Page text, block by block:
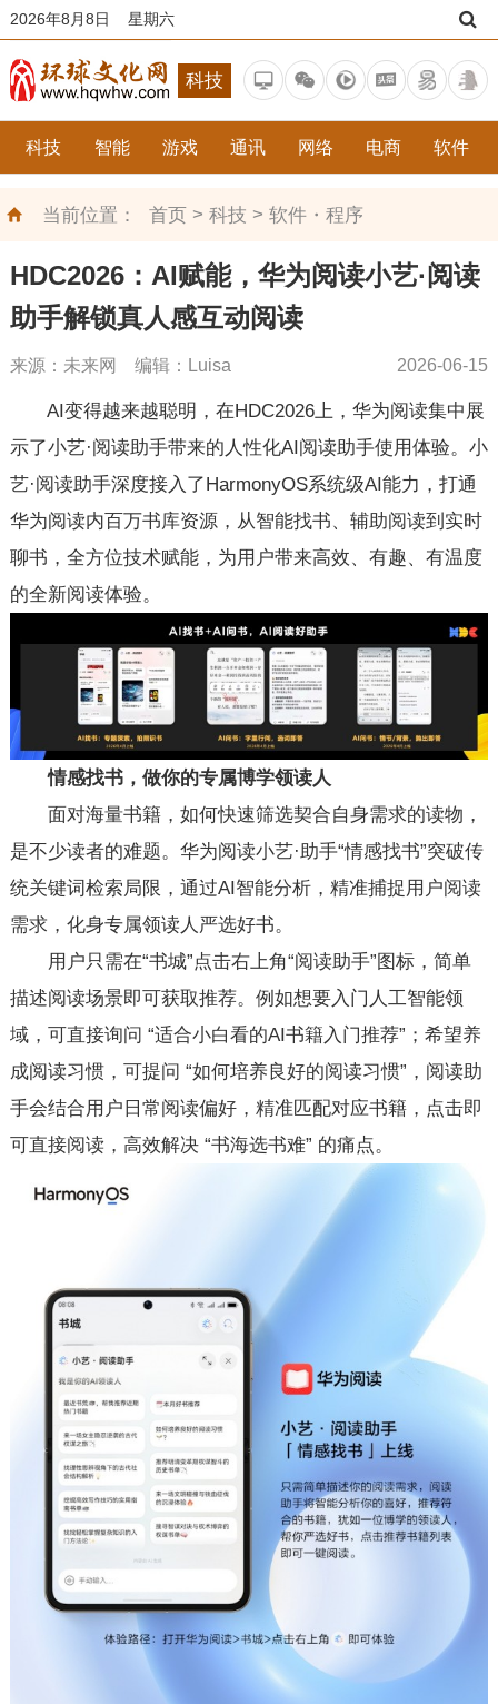
2026年8月8日 星期六
科技
科技 智能 游戏 通讯 网络 电商 软件
当前位置： 首页> 科技 > 软件・程序
HDC2026：AI赋能，华为阅读小艺·阅读
助手解锁真人感互动阅读
来源：未来网 编辑：Luisa 2026-06-15
AI变得越来越聪明，在HDC2026上，华为阅读集中展
示了小艺·阅读助手带来的人性化AI阅读助手使用体验。小
艺·阅读助手深度接入了HarmonyOS系统级AI能力，打通
华为阅读内百万书库资源，从智能找书、辅助阅读到实时
聊书，全方位技术赋能，为用户带来高效、有趣、有温度
的全新阅读体验。
情感找书，做你的专属博学领读人
面对海量书籍，如何快速筛选契合自身需求的读物，
是不少读者的难题。华为阅读小艺·助手“情感找书”突破传
统关键词检索局限，通过AI智能分析，精准捕捉用户阅读
需求，化身专属领读人严选好书。
用户只需在“书城”点击右上角“阅读助手”图标，简单
描述阅读场景即可获取推荐。例如想要入门人工智能领
域，可直接询问 “适合小白看的AI书籍入门推荐”；希望养
成阅读习惯，可提问 “如何培养良好的阅读习惯”，阅读助
手会结合用户日常阅读偏好，精准匹配对应书籍，点击即
可直接阅读，高效解决 “书海选书难” 的痛点。